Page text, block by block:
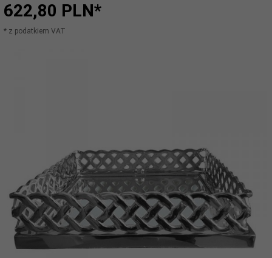
622,80 PLN*
* z podatkiem VAT